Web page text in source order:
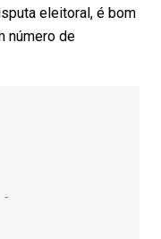
eleitoral, é bom
número de